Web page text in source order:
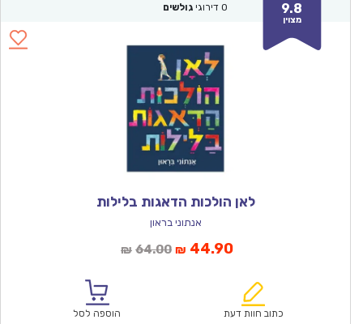
9.8
מצוין
0 דירוגי גולשים
לאן הולכות הדאגות בלילות
אנתוני בראון
₪ 64.00המחיר
₪64.00.
₪ 44.90המחיר
הוא:
כתוב חוות דעת הוספה לסל